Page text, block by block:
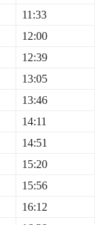
11:33
12:00
12:39
13:05
13:46
14:11
14:51
15:20
15:56
16:12